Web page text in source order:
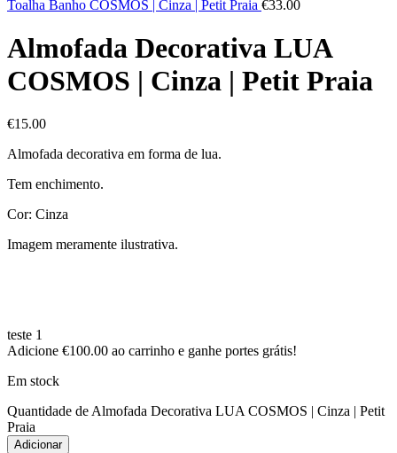
Toalha Banho COSMOS | Cinza | Petit Praia €33.00
Almofada Decorativa LUA
COSMOS | Cinza | Petit Praia
€15.00
Almofada decorativa em forma de lua.
Tem enchimento.
Cor: Cinza
Imagem meramente ilustrativa.
teste 1
Adicione €100.00 ao carrinho e ganhe portes grátis!
Em stock
Quantidade de Almofada Decorativa LUA COSMOS | Cinza | Petit
Praia
Adicionar